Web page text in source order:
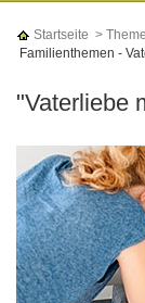
Startseite >
Familienthemen -
"Vaterliebe